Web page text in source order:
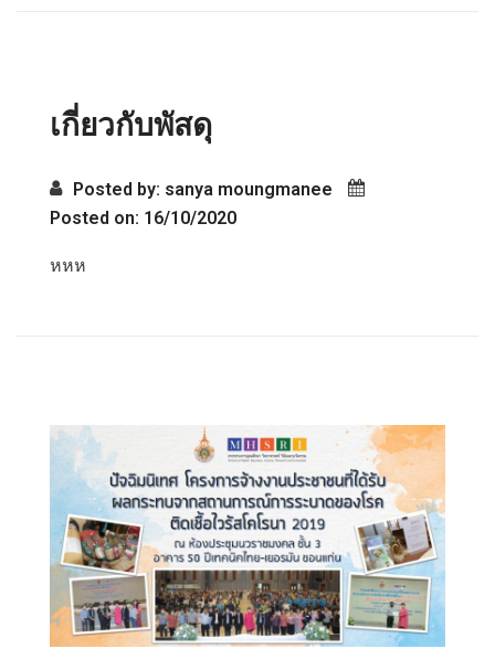
เกี่ยวกับพัสดุ
Posted by: sanya moungmanee
Posted on: 16/10/2020
หหห